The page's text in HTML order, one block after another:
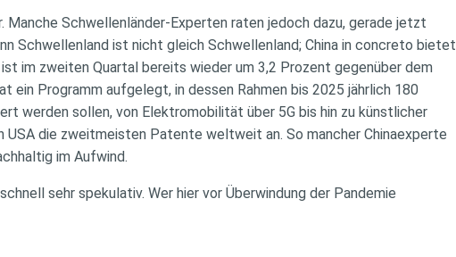
Schwellenländer-Experten raten jedoch dazu, gerade jetzt
Schwellenland ist nicht gleich Schwellenland; China in concreto bietet
im zweiten Quartal bereits wieder um 3,2 Prozent gegenüber dem
ein Programm aufgelegt, in dessen Rahmen bis 2025 jährlich 180
werden sollen, von Elektromobilität über 5G bis hin zu künstlicher
die zweitmeisten Patente weltweit an. So mancher Chinaexperte
im Aufwind.
sehr spekulativ. Wer hier vor Überwindung der Pandemie